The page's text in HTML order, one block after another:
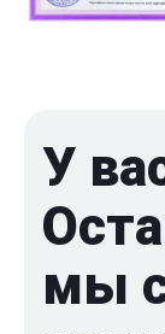
У
мы